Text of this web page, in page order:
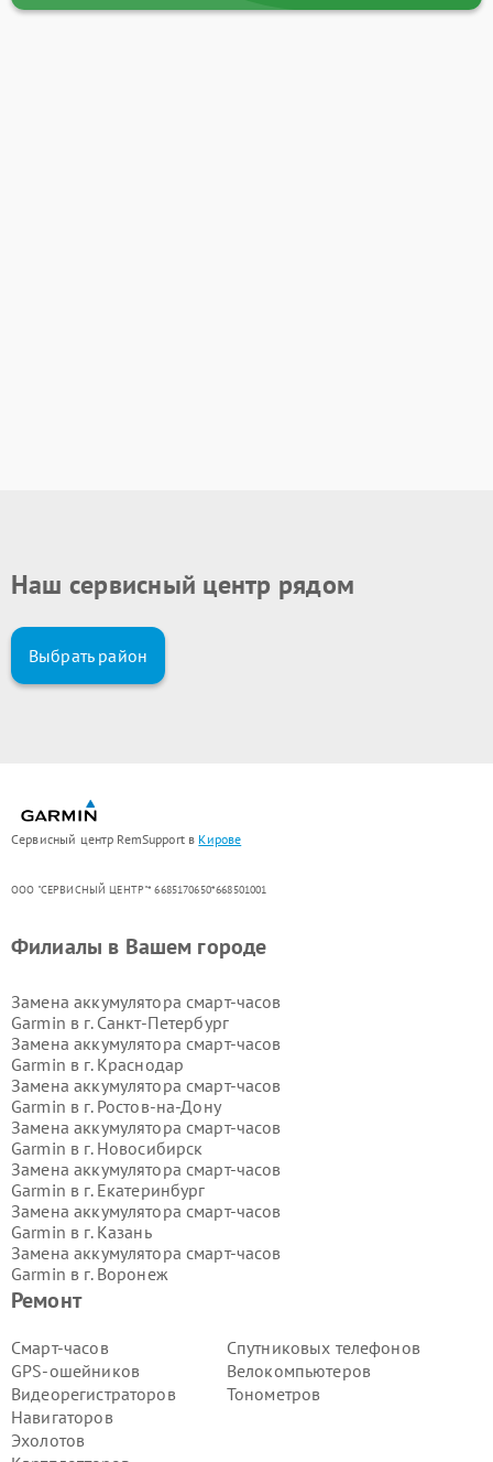
Наш сервисный центр рядом
Выбрать район
Сервисный центр RemSupport в Кирове
ООО "СЕРВИСНЫЙ ЦЕНТР"* 6685170650*668501001
Ремонт
Смарт-часов
GPS-ошейников
Видеорегистраторов
Навигаторов
Эхолотов
Спутниковых телефонов
Велокомпьютеров
Тонометров
Филиалы в Вашем городе
Замена аккумулятора смарт-часов
Garmin в г. Санкт-Петербург
Замена аккумулятора смарт-часов
Garmin в г. Краснодар
Замена аккумулятора смарт-часов
Garmin в г. Ростов-на-Дону
Замена аккумулятора смарт-часов
Garmin в г. Новосибирск
Замена аккумулятора смарт-часов
Garmin в г. Екатеринбург
Замена аккумулятора смарт-часов
Garmin в г. Казань
Замена аккумулятора смарт-часов
Garmin в г. Воронеж
Замена аккумулятора смарт-часов
Garmin в г.
Garmin в г.Самара
Замена аккумулятора смарт-часов
Garmin в г.Пермь
Замена аккумулятора смарт-часов
Garmin в г.